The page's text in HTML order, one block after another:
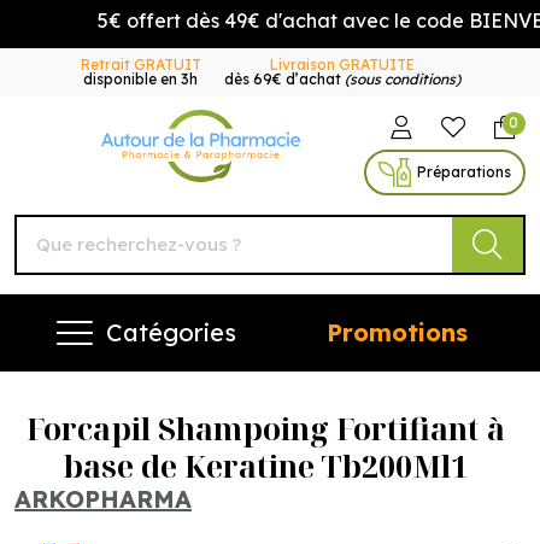
5€ offert dès 49€ d'achat avec le code
Retrait GRATUIT
disponible en 3h
Livraison GRATUITE
dès 69€ d’achat (sous conditions)
Autour de la Pharmacie
0
Préparations
Catégories Promotions
Forcapil Shampoing Fortifiant à
base de Keratine Tb200Ml1
ARKOPHARMA